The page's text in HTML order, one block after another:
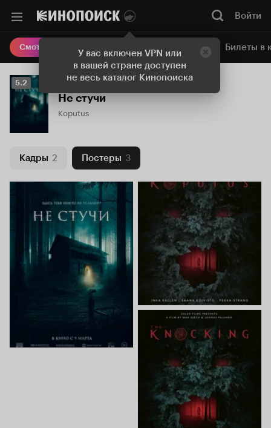
У вас включен VPN или
в вашей стране доступен
не весь каталог Кинопоиска
Войти
Смотреть кино Онлайн-кинотеатр Билеты в
Рейтинг
Кинопоиска
5.2
5.2
Не стучи
Koputus
Кадры 2 Постеры 3